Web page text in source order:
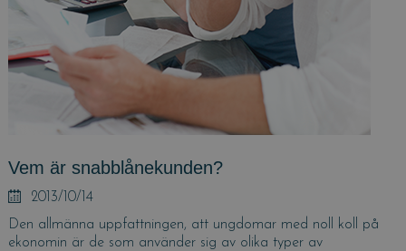
Vem är snabblånekunden?
Posted
on
2013/10/14
Den allmänna uppfattningen, att ungdomar med noll koll på
ekonomin är de som använder sig av olika typer av